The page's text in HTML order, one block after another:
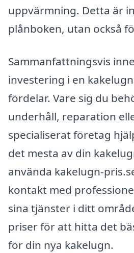
uppvärmning. Detta är
plånboken, utan också
Sammanfattningsvis
investering i en
fördelar. Vare sig du
underhåll, reparation
specialiserat företag
det mesta av din
använda kakelugn-
kontakt med
sina tjänster i ditt
priser för att hitta det
för din nya kakelugn.